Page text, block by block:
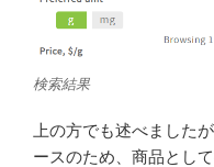
検索結果
上の方でも述べました
ースのため、商品とし